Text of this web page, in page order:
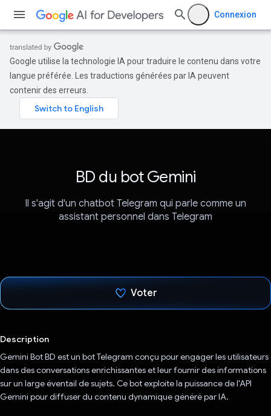
Connexion
Google utilise la technologie IA pour traduire le contenu dans votre
langue préférée. Les traductions générées par IA peuvent
contenir des erreurs.
BD du bot Gemini
Il s'agit d'un chatbot Telegram qui parle comme un
assistant personnel dans Telegram
Voter
Description
Gemini Bot BD est un bot Telegram conçu pour engager les utilisateurs
dans des conversations enrichissantes et leur fournir des informations
sur un large éventail de sujets. Ce bot exploite la puissance de l'API
Gemini pour diffuser du contenu dynamique généré par IA.